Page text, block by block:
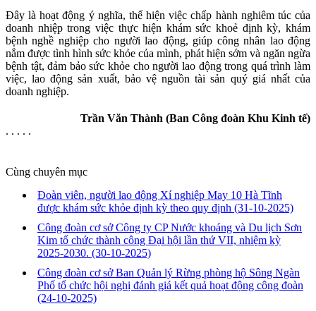
Đây là hoạt động ý nghĩa, thể hiện việc chấp hành nghiêm túc của
doanh nhiệp trong việc thực hiện khám sức khoẻ định kỳ, khám
bệnh nghề nghiệp cho người lao động, giúp công nhân lao động
nắm được tình hình sức khỏe của mình, phát hiện sớm và ngăn ngừa
bệnh tật, đảm bảo sức khỏe cho người lao động trong quá trình làm
việc, lao động sản xuất, bảo vệ nguồn tài sản quý giá nhất của
doanh nghiệp.
Trần Văn Thành (Ban Công đoàn Khu Kinh tế)
. . . . .
Cùng chuyên mục
Đoàn viên, người lao động Xí nghiệp May 10 Hà Tĩnh
được khám sức khỏe định kỳ theo quy định (31-10-2025)
Công đoàn cơ sở Công ty CP Nước khoáng và Du lịch Sơn
Kim tổ chức thành công Đại hội lần thứ VII, nhiệm kỳ
2025-2030. (30-10-2025)
Công đoàn cơ sở Ban Quản lý Rừng phòng hộ Sông Ngàn
Phố tổ chức hội nghị đánh giá kết quả hoạt động công đoàn
(24-10-2025)